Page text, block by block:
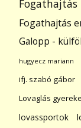
Fogathajtás
Galopp -
hugyecz mariann
ifj. szabó gábor
Lovaglás
lovassportok